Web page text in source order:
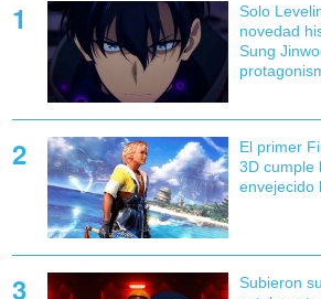
Solo
novedad
Sung
El primer
3D cumple
envejecido
Subieron